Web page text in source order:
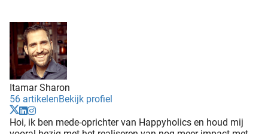
Itamar Sharon
56 artikelenBekijk profiel
Hoi, ik ben mede-oprichter van Happyholics en houd mij